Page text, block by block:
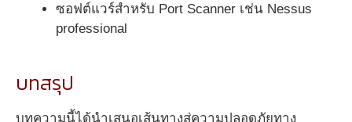
ซอฟต์แวร์สำหรับ Port Scanner เช่น Nessus
professional
บทสรุป
บทความนี้ได้นำเสนอเส้นทางสู่ความปลอดภัยทาง